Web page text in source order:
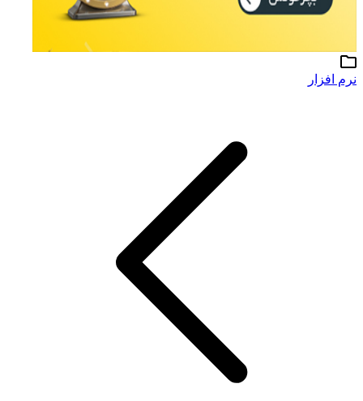
نرم افزار